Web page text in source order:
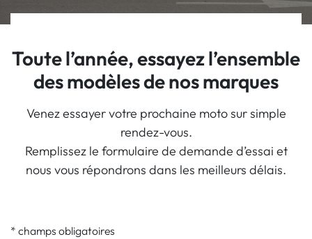
Toute l’année, essayez l’ensemble
des modèles de nos marques
Venez essayer votre prochaine moto sur simple
rendez-vous.
Remplissez le formulaire de demande d’essai et
nous vous répondrons dans les meilleurs délais.
* champs obligatoires